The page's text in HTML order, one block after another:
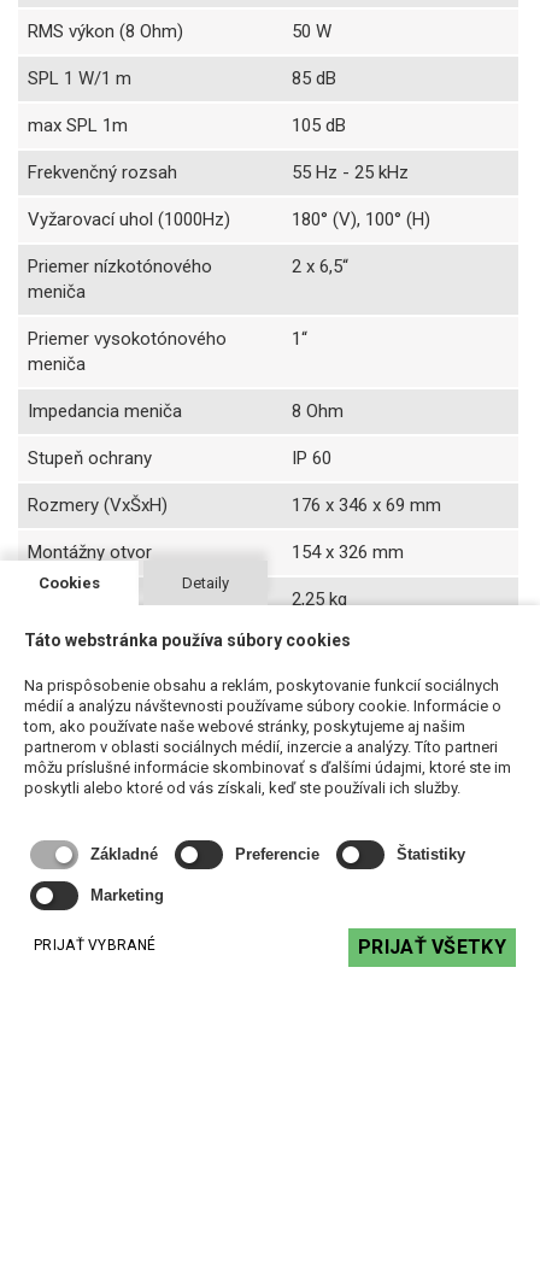
RMS výkon (8 Ohm) 50 W
SPL 1 W/1 m 85 dB
max SPL 1m 105 dB
Frekvenčný rozsah 55 Hz - 25 kHz
Vyžarovací uhol (1000Hz) 180° (V), 100° (H)
Priemer nízkotónového
meniča
2 x 6,5“
Priemer vysokotónového
meniča
1“
Impedancia meniča 8 Ohm
Stupeň ochrany IP 60
Rozmery (VxŠxH) 176 x 346 x 69 mm
Montážny otvor 154 x 326 mm
2,25 kg
Materiál ABS plast, oceľová mriežka
Farba biela
Cookies Detaily
Táto webstránka používa súbory cookies
Na prispôsobenie obsahu a reklám, poskytovanie funkcií sociálnych
médií a analýzu návštevnosti používame súbory cookie. Informácie o
tom, ako používate naše webové stránky, poskytujeme aj našim
partnerom v oblasti sociálnych médií, inzercie a analýzy. Títo partneri
môžu príslušné informácie skombinovať s ďalšími údajmi, ktoré ste im
poskytli alebo ktoré od vás získali, keď ste používali ich služby.
Základné Preferencie Štatistiky
Marketing
PRIJAŤ VYBRANÉ PRIJAŤ VŠETKY